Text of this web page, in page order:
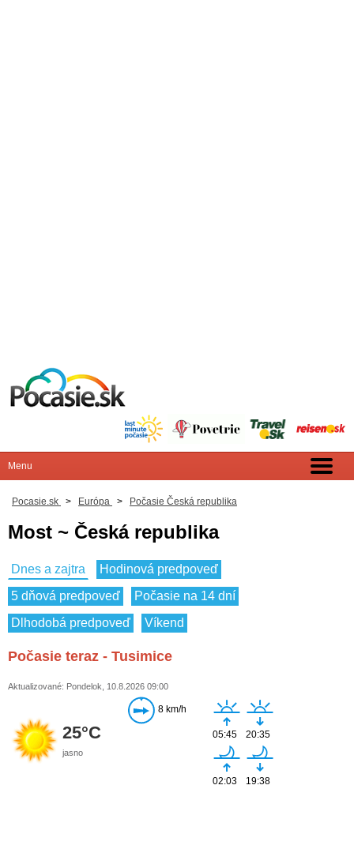
Pocasie.sk > Európa > Počasie Česká republika
Most ~ Česká republika
Dnes a zajtra
Hodinová predpoveď
5 dňová predpoveď
Počasie na 14 dní
Dlhodobá predpoveď
Víkend
Počasie teraz - Tusimice
Aktualizované: Pondelok, 10.8.2026 09:00
25°C
jasno
8 km/h
05:45 20:35
02:03 19:38